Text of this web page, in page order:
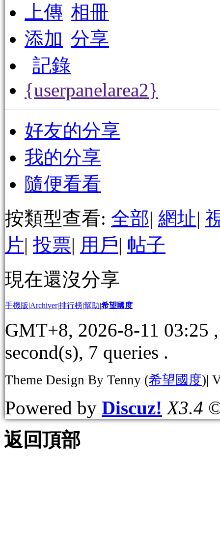
上傳 相冊
添加 分享
記錄
{userpanelarea2}
好友的分享
我的分享
隨便看看
按類型查看: 全部| 網址|
片| 投票| 用戶| 帖子
現在還沒分享
手機版|Archiver|排行榜|幫助|希望國度
GMT+8, 2026-8-11 03:25
second(s), 7 queries .
Theme Design By Tenny (希望國度)|
Powered by Discuz! X3.4
返回頂部